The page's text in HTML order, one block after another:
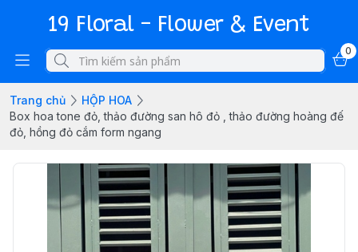
19 Floral - Flower & Event
0
Trang chủ
HỘP HOA
Box hoa tone đỏ, thảo đường san hô đỏ , thảo đường hoàng đế
đỏ, hồng đỏ cắm form ngang